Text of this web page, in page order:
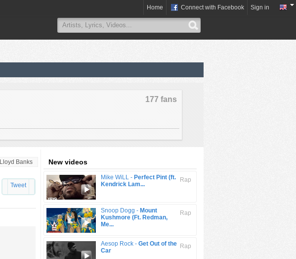
Home Connect with Facebook Sign in
177 fans
Lloyd Banks
Tweet
New videos
Rap
Mike WiLL - Perfect Pint (ft.
Kendrick Lam...
Rap
Snoop Dogg - Mount
Kushmore (Ft. Redman,
Me...
Rap
Aesop Rock - Get Out of the
Car